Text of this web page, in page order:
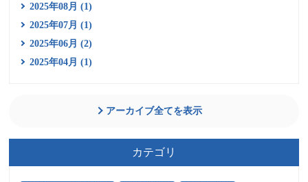
2025年08月 (1)
2025年07月 (1)
2025年06月 (2)
2025年04月 (1)
アーカイブ全てを表示
カテゴリ